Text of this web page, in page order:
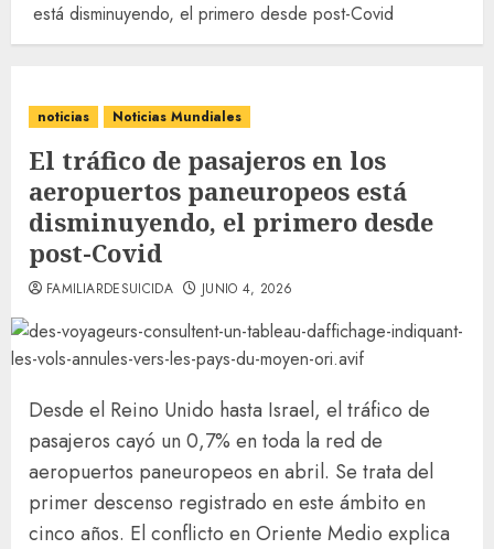
está disminuyendo, el primero desde post-Covid
noticias Noticias Mundiales
El tráfico de pasajeros en los
aeropuertos paneuropeos está
disminuyendo, el primero desde
post-Covid
FAMILIARDESUICIDA JUNIO 4, 2026
Desde el Reino Unido hasta Israel, el tráfico de
pasajeros cayó un 0,7% en toda la red de
aeropuertos paneuropeos en abril. Se trata del
primer descenso registrado en este ámbito en
cinco años. El conflicto en Oriente Medio explica